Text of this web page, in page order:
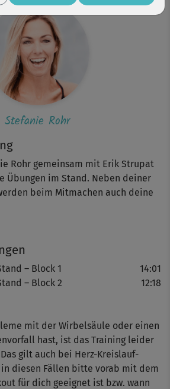
Rohr gemeinsam mit Erik Strupat
Übungen im Stand. Neben deiner
beim Mitmachen auch deine
gestärkt. Optional kannst du
bitte auf eine gute
eine präzise Ausführung der
Steffi meist die „Basic-Variante“
Erik die fortgeschrittene Version.
leicht an dein eigenes
Solltest du noch Anfänger
auch erst einmal ohne
machen, um die Abläufe
– Block 1
14:01
– Block 2
12:18
mit der Wirbelsäule oder einen
hast, ist das Training leider
gilt auch bei Herz-Kreislauf-
in diesen Fällen bitte vorab mit dem
für dich geeignet ist bzw. wann
Stefanie Rohr